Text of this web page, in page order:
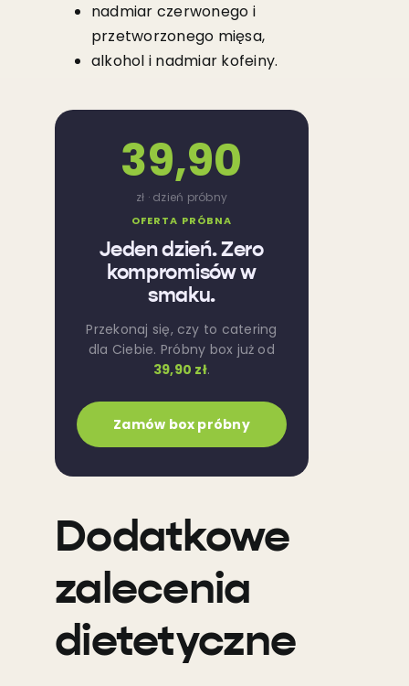
nadmiar czerwonego i
przetworzonego mięsa,
alkohol i nadmiar kofeiny.
OFERTA PRÓBNA
Jeden dzień. Zero
kompromisów w
smaku.
Przekonaj się, czy to catering
dla Ciebie. Próbny box już od
39,90 zł.
Zamów box próbny
39,90
zł · dzień próbny
Dodatkowe
zalecenia
dietetyczne